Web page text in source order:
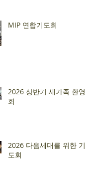
MIP 연합기도회
2026 상반기 새가족 환영
회
2026 다음세대를 위한 기
도회